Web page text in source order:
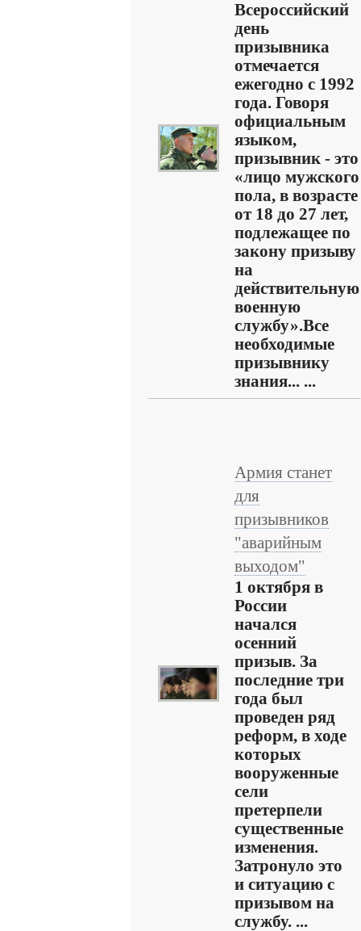
Всероссийский
день
призывника
отмечается
ежегодно с 1992
года. Говоря
официальным
языком,
призывник - это
«лицо мужского
пола, в возрасте
от 18 до 27 лет,
подлежащее по
закону призыву
на
действительную
военную
службу».Все
необходимые
призывнику
знания... ...
Армия станет
для
призывников
"аварийным
выходом"
1 октября в
России
начался
осенний
призыв. За
последние три
года был
проведен ряд
реформ, в ходе
которых
вооруженные
сели
претерпели
существенные
изменения.
Затронуло это
и ситуацию с
призывом на
службу. ...